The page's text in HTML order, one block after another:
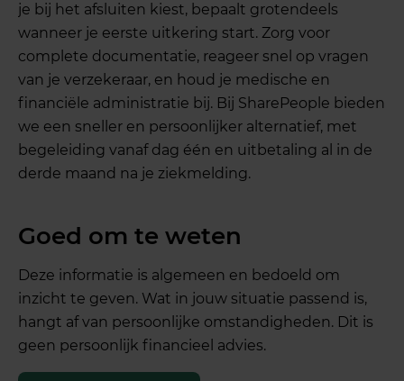
je bij het afsluiten kiest, bepaalt grotendeels
wanneer je eerste uitkering start. Zorg voor
complete documentatie, reageer snel op vragen
van je verzekeraar, en houd je medische en
financiële administratie bij. Bij SharePeople bieden
we een sneller en persoonlijker alternatief, met
begeleiding vanaf dag één en uitbetaling al in de
derde maand na je ziekmelding.
Goed om te weten
Deze informatie is algemeen en bedoeld om
inzicht te geven. Wat in jouw situatie passend is,
hangt af van persoonlijke omstandigheden. Dit is
geen persoonlijk financieel advies.